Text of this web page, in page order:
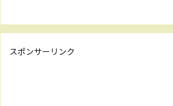
スポンサーリンク